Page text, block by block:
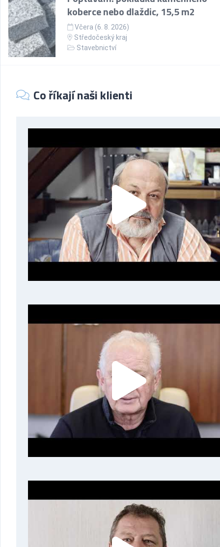
koberce nebo dlaždic, 15,5 m2
Včera (6. 8. 2026)
Středočeský kraj
Stavebnictví
Co říkají naši klienti